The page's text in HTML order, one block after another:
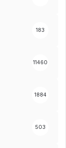
183
11460
1884
503